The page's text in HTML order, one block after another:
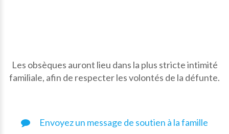
Les obsèques auront lieu dans la plus stricte intimité
familiale, afin de respecter les volontés de la défunte.
Envoyez un message de soutien à la famille